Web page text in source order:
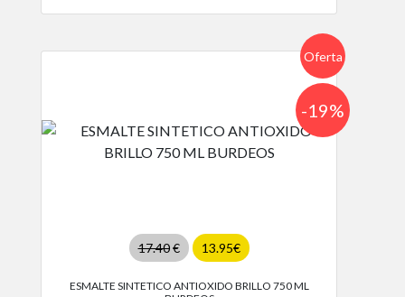
Oferta
17.40€ 13.95€
-19%
ESMALTE SINTETICO ANTIOXIDO BRILLO 750 ML